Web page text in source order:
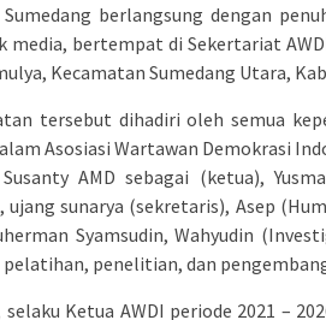
Sumedang berlangsung dengan
media, bertempat di Sekertariat
Kecamatan Sumedang Utara,
tersebut dihadiri oleh semua
Asosiasi Wartawan Demokrasi
AMD sebagai (ketua),
ujang sunarya (sekretaris), Asep
Syamsudin, Wahyudin
penelitian, dan
selaku Ketua AWDI periode 2021 –